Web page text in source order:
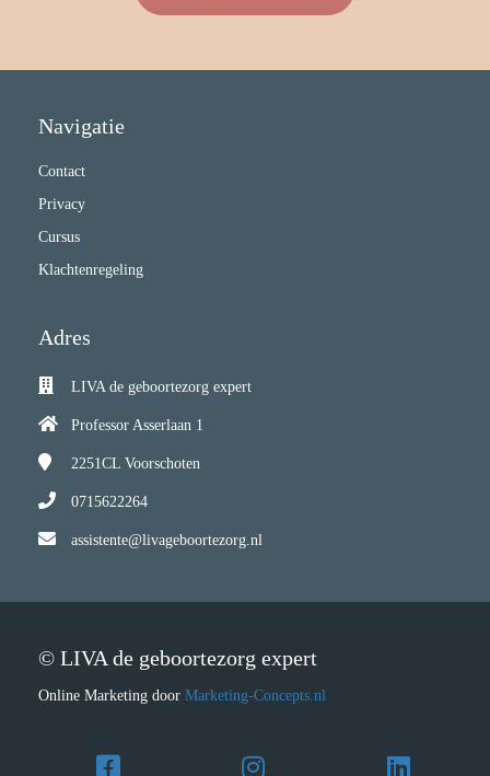
Navigatie
Contact
Privacy
Cursus
Klachtenregeling
Adres
LIVA de geboortezorg expert
Professor Asserlaan 1
2251CL Voorschoten
0715622264
assistente@livageboortezorg.nl
© LIVA de geboortezorg expert
Online Marketing door Marketing-Concepts.nl